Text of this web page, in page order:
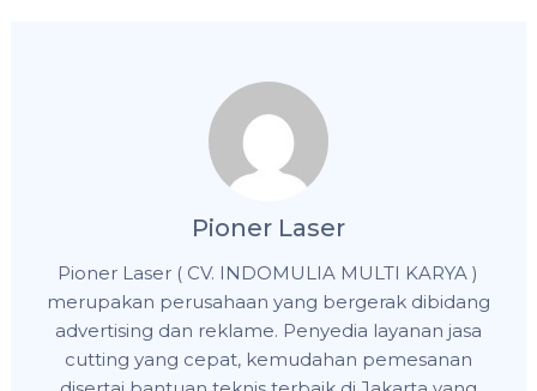
Pioner Laser
Pioner Laser ( CV. INDOMULIA MULTI KARYA )
merupakan perusahaan yang bergerak dibidang
advertising dan reklame. Penyedia layanan jasa
cutting yang cepat, kemudahan pemesanan